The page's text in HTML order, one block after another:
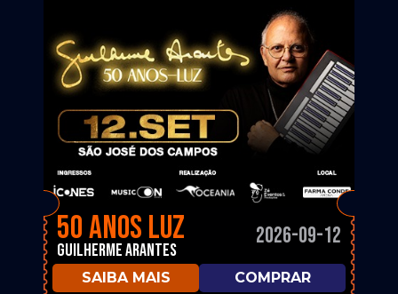
50 ANOS LUZ
Guilherme Arantes
2026-09-12
SAIBA MAIS COMPRAR